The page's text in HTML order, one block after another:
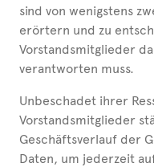
sind von wenigstens
erörtern und zu
Vorstandsmitglieder
verantworten muss.
Unbeschadet ihrer
Vorstandsmitglieder
Geschäftsverlauf der
Daten, um jederzeit